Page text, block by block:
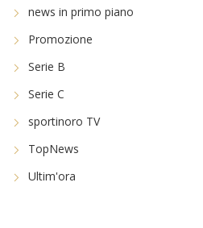
news in primo piano
Promozione
Serie B
Serie C
sportinoro TV
TopNews
Ultim'ora